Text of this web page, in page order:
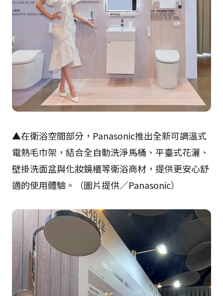
▲在衛浴空間部分，Panasonic推出全新可調溫式
電熱毛巾架，結合全自動洗淨馬桶、平臺式花灑、
壁掛洗面盆與化妝鏡櫃等衛浴商材，提供更安心舒
適的使用體驗。（圖片提供／Panasonic）